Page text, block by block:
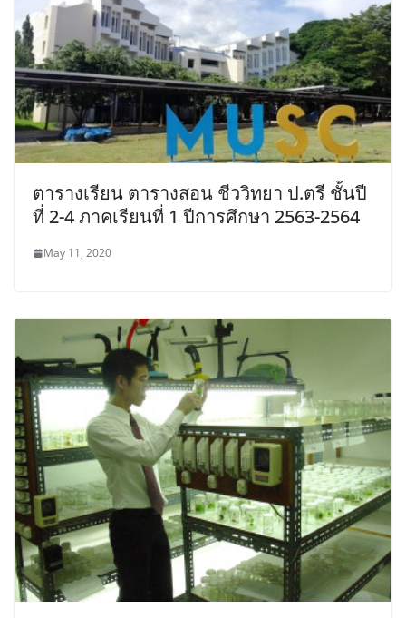
ตารางเรียน ตารางสอน ชีววิทยา ป.ตรี ชั้นปี
ที่ 2-4 ภาคเรียนที่ 1 ปีการศึกษา 2563-2564
May 11, 2020